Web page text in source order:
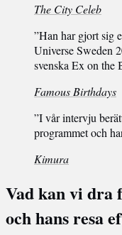
The City Celeb
”Han har gjort sig
Universe Sweden
svenska Ex on the
Famous Birthdays
”I vår intervju
programmet och
Kimura
Vad kan vi dra
och hans resa